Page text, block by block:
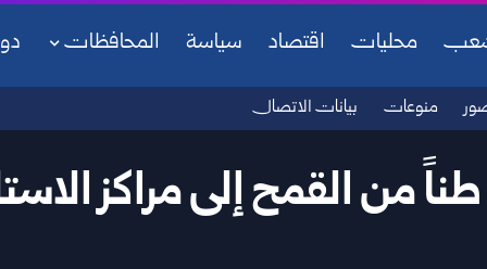
محليات اقتصاد سياسة المحافظات
منوعات بيانات الاتصال